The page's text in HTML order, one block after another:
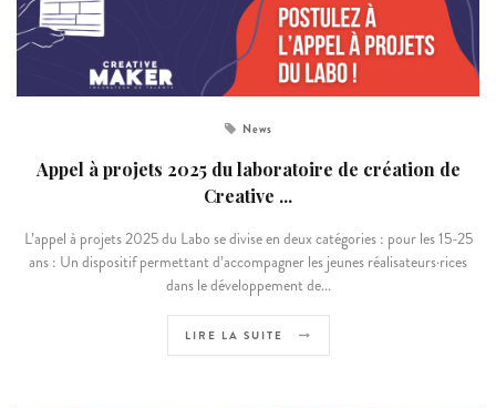
News
Appel à projets 2025 du laboratoire de création de
Creative ...
L’appel à projets 2025 du Labo se divise en deux catégories : pour les 15-25
ans : Un dispositif permettant d’accompagner les jeunes réalisateurs·rices
dans le développement de...
LIRE LA SUITE